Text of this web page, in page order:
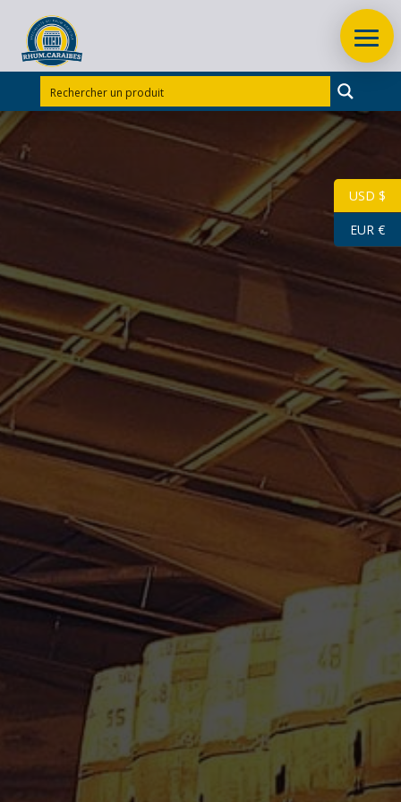
Accueil/Rhums d'exception
Guadeloupe/RHUM VIEUX BIELLE 70 CL 45° millésime
RHUM VIEUX BIELLE 70 CL
45° millésime 1998
1,450.00€
Ref : MGB1998R - 2071.43 € / Litre
Le rhum vieux BIELLE 1998 de 11 d’âge vieilli en
fût de chêne
Le rhum vieux BIELLE 1998 de 11 d’âge vieilli en
USD $
EUR €